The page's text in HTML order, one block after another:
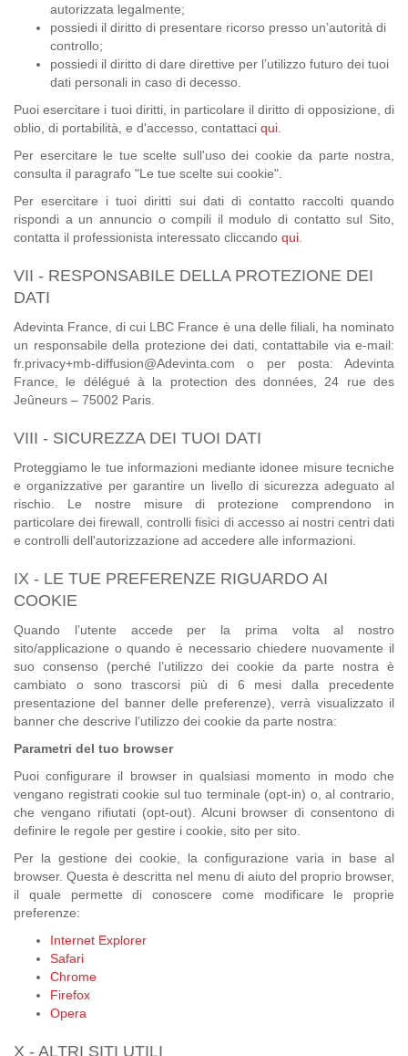
autorizzata legalmente;
possiedi il diritto di presentare ricorso presso un’autorità di
controllo;
possiedi il diritto di dare direttive per l’utilizzo futuro dei tuoi
dati personali in caso di decesso.
Puoi esercitare i tuoi diritti, in particolare il diritto di opposizione, di
oblio, di portabilità, e d'accesso, contattaci qui
Per esercitare le tue scelte sull'uso dei cookie da parte nostra,
consulta il paragrafo "Le tue scelte sui cookie".
Per esercitare i tuoi diritti sui dati di contatto raccolti quando
rispondi a un annuncio o compili il modulo di contatto sul Sito,
contatta il professionista interessato cliccando qui
VII - RESPONSABILE DELLA PROTEZIONE DEI
DATI
Adevinta France, di cui LBC France è una delle filiali, ha nominato
un responsabile della protezione dei dati, contattabile via e-mail:
fr.privacy+mb-diffusion@Adevinta.com o per posta: Adevinta
France, le délégué à la protection des données, 24 rue des
Jeûneurs – 75002 Paris.
VIII - SICUREZZA DEI TUOI DATI
Proteggiamo le tue informazioni mediante idonee misure tecniche
e organizzative per garantire un livello di sicurezza adeguato al
rischio. Le nostre misure di protezione comprendono in
particolare dei firewall, controlli fisici di accesso ai nostri centri dati
e controlli dell'autorizzazione ad accedere alle informazioni.
IX - LE TUE PREFERENZE RIGUARDO AI
COOKIE
Quando l’utente accede per la prima volta al nostro
sito/applicazione o quando è necessario chiedere nuovamente il
suo consenso (perché l’utilizzo dei cookie da parte nostra è
cambiato o sono trascorsi più di 6 mesi dalla precedente
presentazione del banner delle preferenze), verrà visualizzato il
banner che descrive l’utilizzo dei cookie da parte nostra:
Parametri del tuo browser
Puoi configurare il browser in qualsiasi momento in modo che
vengano registrati cookie sul tuo terminale (opt-in) o, al contrario,
che vengano rifiutati (opt-out). Alcuni browser di consentono di
definire le regole per gestire i cookie, sito per sito.
Per la gestione dei cookie, la configurazione varia in base al
browser. Questa è descritta nel menu di aiuto del proprio browser,
il quale permette di conoscere come modificare le proprie
preferenze:
Internet Explorer
Safari
Chrome
Firefox
Opera
X - ALTRI SITI UTILI